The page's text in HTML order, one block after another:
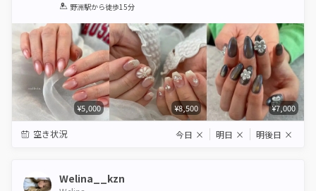
1 2 3 4 5
野洲駅から徒歩15分
¥5,000 ¥8,500 ¥7,000
空き状況 今日 × 明日 × 明後日 ×
Welina__kzn